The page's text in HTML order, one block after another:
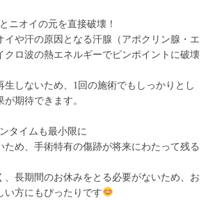
ニオイの元を直接破壊！
イや汗の原因となる汗腺（アポクリン腺・エ
クロ波の熱エネルギーでピンポイントに破壊
生しないため、1回の施術でもしっかりとし
期待できます。
タイムも最小限に
ため、手術特有の傷跡が将来にわたって残る
、長期間のお休みをとる必要がないため、お
い方にもぴったりです